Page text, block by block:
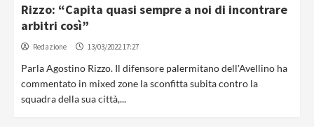
Rizzo: “Capita quasi sempre a noi di incontrare
arbitri così”
Redazione 13/03/2022 17:27
Parla Agostino Rizzo. Il difensore palermitano dell'Avellino ha
commentato in mixed zone la sconfitta subita contro la
squadra della sua città,...